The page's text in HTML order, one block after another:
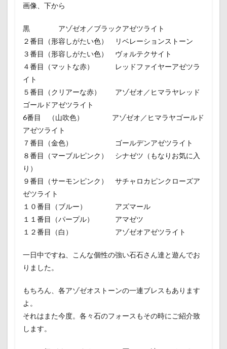
画像、下から
黒 アゾゼオ／ブラックアゼツライト
２番目（形容しがたい色） リベレーションストーン
３番目（形容しがたい色） ヴォルテクサイト
４番目（マットな赤） レッドファイヤーアゼツラ
イト
５番目（クリアーな赤） アゾゼオ／ヒマラヤレッド
ゴールドアゼツライト
6番目 （山吹色） アゾゼオ／ヒマラヤゴールド
アゼツライト
７番目（金色） ゴールデンアゼツライト
８番目（マーブルピンク） シナゼツ（もなりお気に入
り）
９番目（サーモンピンク） サチャロカピンクローズア
ゼツライト
１０番目（ブルー） アズマール
１１番目（パープル） アマゼツ
１２番目（白） アゾゼオアゼツライト
一日中ですね、こんな個性の強い石石さん達と遊んでお
りました。
もちろん、各アゾゼオストーンの一連ブレスもあります
よ。
それはまた今度。各々石のフォースもその時にご紹介致
します。